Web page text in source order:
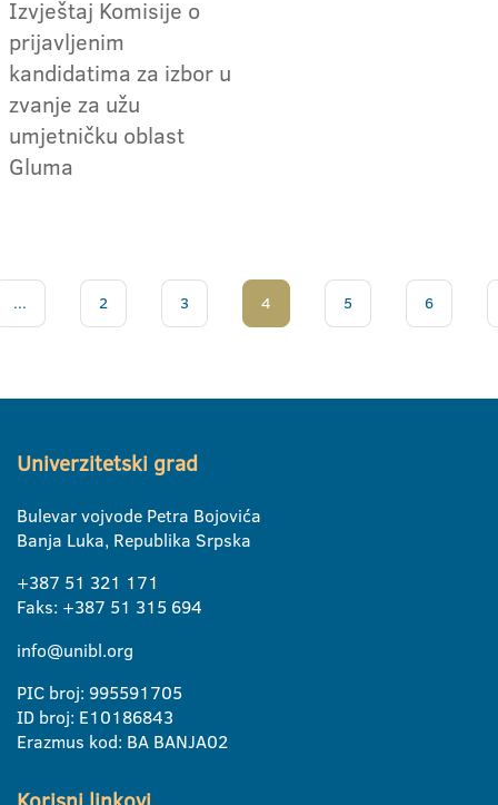
Izvještaj Komisije o
prijavljenim
kandidatima za izbor u
zvanje za užu
umjetničku oblast
Gluma
... 2 3 4 5 6
Univerzitetski grad
Bulevar vojvode Petra Bojovića
Banja Luka, Republika Srpska
+387 51 321 171
Faks: +387 51 315 694
info@unibl.org
PIC broj: 995591705
ID broj: E10186843
Erazmus kod: BA BANJA02